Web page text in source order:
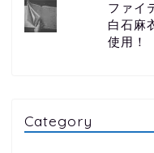
ファイ
白石麻
使用！
Category